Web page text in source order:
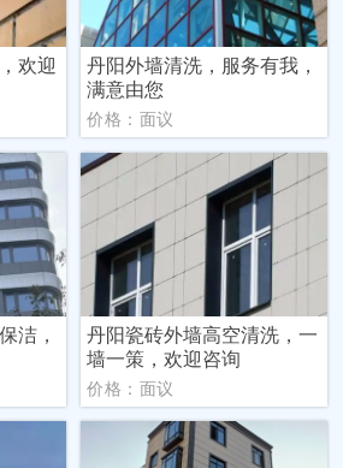
欢迎
丹阳外墙清洗，服务有我，
满意由您
价格：面议
洁，
丹阳瓷砖外墙高空清洗，一
墙一策，欢迎咨询
价格：面议